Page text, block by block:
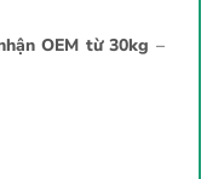
OEM từ 30kg –